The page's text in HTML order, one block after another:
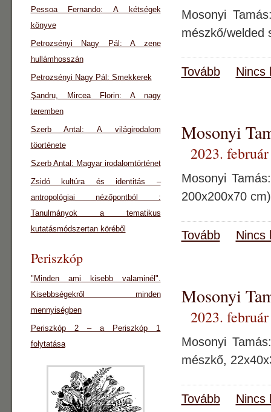
Mosonyi
mészkő/
Tovább Nincs
Mosonyi
2023.
Mosonyi
200x200x70
Tovább Nincs
Mosonyi
2023.
Mosonyi
mészkő,
Tovább Nincs
Pessoa Fernando: A kétségek
könyve
Petrozsényi Nagy Pál: A zene
hullámhosszán
Petrozsényi Nagy Pál: Smekkerek
Şandru, Mircea Florin: A nagy
teremben
Szerb Antal: A világirodalom
töorténete
Szerb Antal: Magyar irodalomtörténet
Zsidó kultúra és identitás –
antropológiai nézőpontból :
Tanulmányok a tematikus
kutatásmódszertan köréből
Periszkóp
"Minden ami kisebb valaminél".
Kisebbségekről minden
mennyiségben
Periszkóp 2 – a Periszkóp 1
folytatása